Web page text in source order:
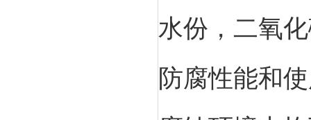
水份，二氧
防腐性能和